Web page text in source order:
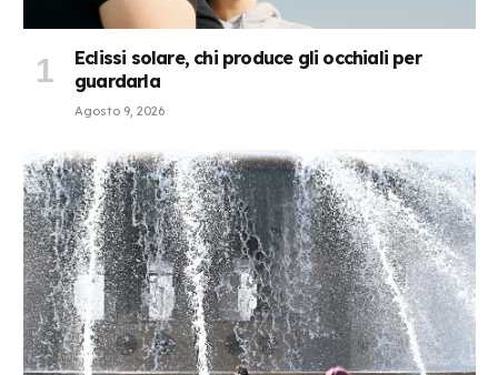
Eclissi solare, chi produce gli occhiali per
guardarla
Agosto 9, 2026